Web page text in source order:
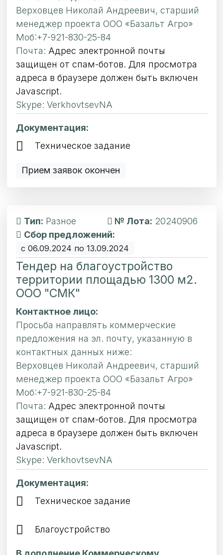
Верховцев Николай Андреевич, старший
менеджер проекта ООО «Базальт Агро»
Моб:+7-921-830-25-84
Почта: Адрес электронной почты
защищен от спам-ботов. Для просмотра
адреса в браузере должен быть включен
Javascript.
Skype: VerkhovtsevNA
Документация:
Техническое задание
Прием заявок окончен
Тип: Разное № Лота: 20240906
Сбор предложений:
с 06.09.2024 по 13.09.2024
Тендер на благоустройство
территории площадью 1300 м2.
ООО "СМК"
Контактное лицо:
Просьба направлять коммерческие
предложения на эл. почту, указанную в
контактных данных ниже:
Верховцев Николай Андреевич, старший
менеджер проекта ООО «Базальт Агро»
Моб:+7-921-830-25-84
Почта: Адрес электронной почты
защищен от спам-ботов. Для просмотра
адреса в браузере должен быть включен
Javascript.
Skype: VerkhovtsevNA
Документация:
Техническое задание
Благоустройство